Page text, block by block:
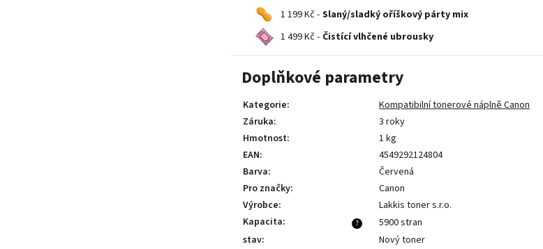
1 199 Kč - Slaný/sladký oříškový párty mix
1 499 Kč - Čistící vlhčené ubrousky
Doplňkové parametry
Kategorie:
Kompatibilní tonerové náplně Canon
Záruka:
3 roky
Hmotnost:
1 kg
EAN:
4549292124804
Barva:
Červená
Pro značky:
Canon
Výrobce: Lakkis toner s.r.o.
?
Kapacita:
5900 stran
stav: Nový toner